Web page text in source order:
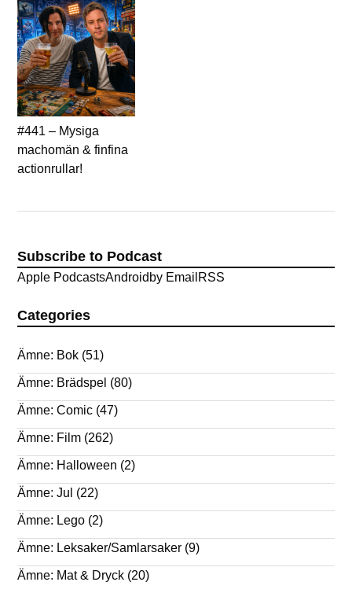
#441 – Mysiga
machomän & finfina
actionrullar!
Subscribe to Podcast
Apple PodcastsAndroid by Email RSS
Categories
Ämne: Bok (51)
Ämne: Brädspel (80)
Ämne: Comic (47)
Ämne: Film (262)
Ämne: Halloween (2)
Ämne: Jul (22)
Ämne: Lego (2)
Ämne: Leksaker/Samlarsaker (9)
Ämne: Mat & Dryck (20)